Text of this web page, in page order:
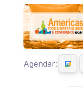
Agendar: